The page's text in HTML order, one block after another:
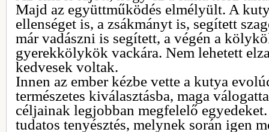
Majd az együttműködés elmélyült. A
ellenséget is, a zsákmányt is, segített
már vadászni is segített, a végén a
gyerekkölykök vackára. Nem lehetett
kedvesek voltak.
Innen az ember kézbe vette a kutya
természetes kiválasztásba, maga
céljainak legjobban megfelelő
tudatos tenyésztés, melynek során igen